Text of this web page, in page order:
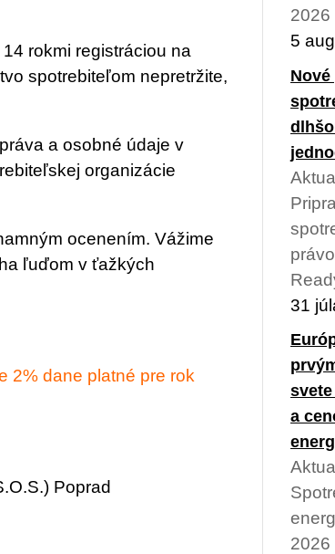
rokmi registráciou na
spotrebiteľom nepretržite,
a osobné údaje v
organizácie
ocenením. Vážime
ľuďom v ťažkých
2% dane platné pre rok
Poprad
2026
5
Nové
31
a
2026